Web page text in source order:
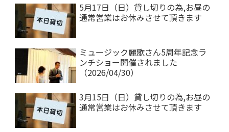
5月17日（日）貸し切りの為,お昼の
通常営業はお休みさせて頂きます
ミュージック麗歌さん5周年記念ラ
ンチショー開催されました
（2026/04/30）
3月15日（日）貸し切りの為,お昼の
通常営業はお休みさせて頂きます